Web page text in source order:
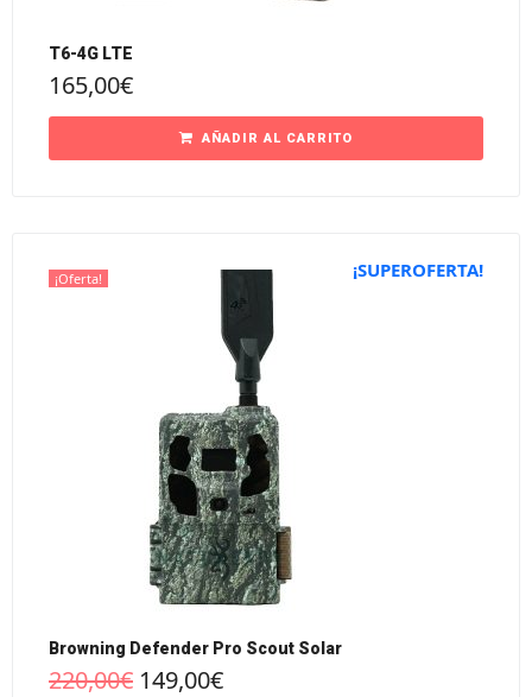
T6-4G LTE
165,00€
AÑADIR AL CARRITO
¡Oferta! ¡SUPEROFERTA!
Browning Defender Pro Scout Solar
220,00€ 149,00€